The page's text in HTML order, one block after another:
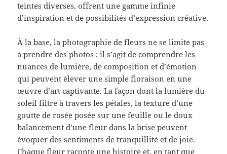
teintes diverses, offrent une gamme infinie
d’inspiration et de possibilités d’expression créative.
À la base, la photographie de fleurs ne se limite pas
à prendre des photos ; il s’agit de comprendre les
nuances de lumière, de composition et d’émotion
qui peuvent élever une simple floraison en une
œuvre d’art captivante. La façon dont la lumière du
soleil filtre à travers les pétales, la texture d’une
goutte de rosée posée sur une feuille ou le doux
balancement d’une fleur dans la brise peuvent
évoquer des sentiments de tranquillité et de joie.
Chaque fleur raconte une histoire et, en tant que